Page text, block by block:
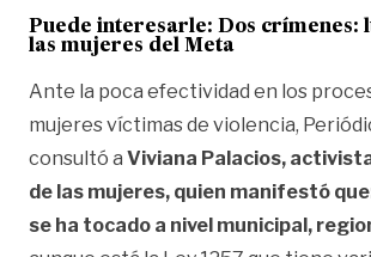
Puede interesarle: Dos crímenes:
las mujeres del Meta
Ante la poca efectividad en los
mujeres víctimas de violencia,
consultó a Viviana Palacios,
de las mujeres, quien manifestó
se ha tocado a nivel municipal,